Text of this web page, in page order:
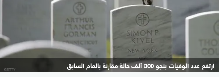
ارتفع عدد الوفيات بنجو 300 ألف حالة مقارنة بالعام السابق